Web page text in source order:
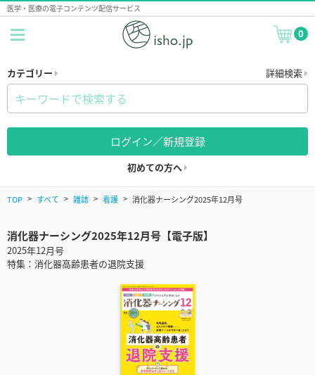
医学・医療の電子コンテンツ配信サービス
0
カテゴリー 詳細検索
ログイン／新規登録
初めての方へ
TOP すべて 雑誌 看護 消化器ナーシング2025年12月号
消化器ナーシング2025年12月号【電子版】
2025年12月号
特集：消化器高齢患者の退院支援